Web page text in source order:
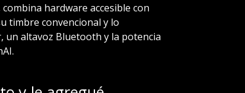
hardware accesible con
timbre convencional y lo
altavoz Bluetooth y la potencia